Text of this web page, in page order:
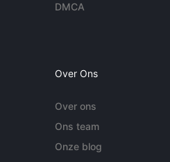
DMCA
Over Ons
Over ons
Ons team
Onze blog